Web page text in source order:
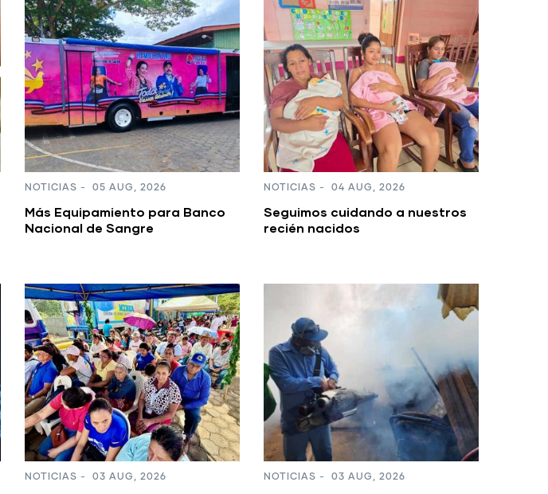
NOTICIAS - 05 AUG, 2026
Más Equipamiento para Banco
Nacional de Sangre
NOTICIAS - 04 AUG, 2026
Seguimos cuidando a nuestros
recién nacidos
NOTICIAS - 03 AUG, 2026 NOTICIAS - 03 AUG, 2026